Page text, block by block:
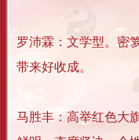
罗沛霖：文学型。密
带来好收成。
马胜丰：高举红色大